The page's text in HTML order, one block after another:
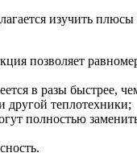
изучить
позволяет
в разы быстрее,
другой теплотехники;
полностью